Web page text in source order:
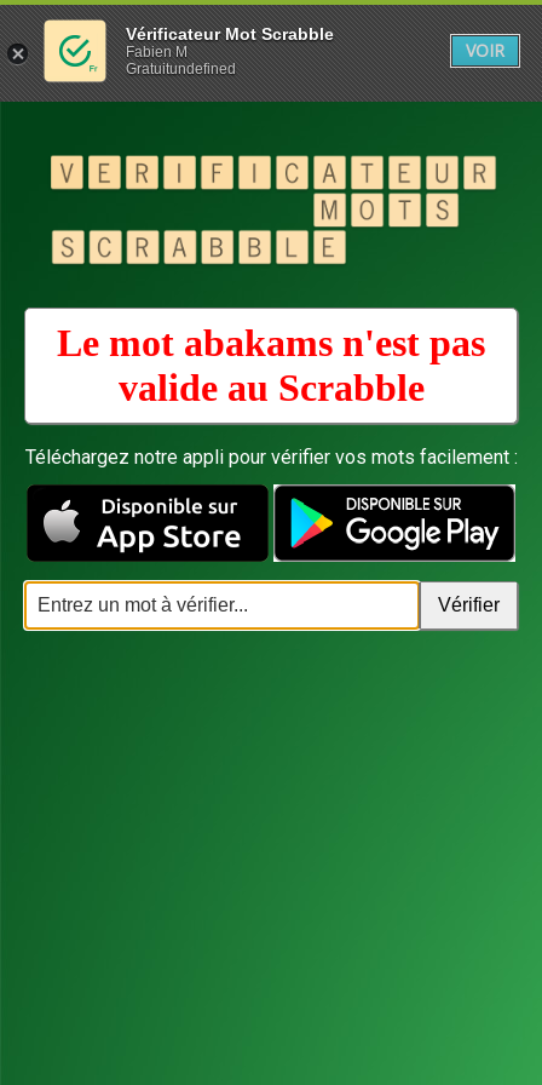
Le mot abakams n'est pas
valide au Scrabble
Téléchargez notre appli pour vérifier vos mots facilement :
Vérificateur Mot Scrabble
Fabien M
Gratuitundefined
VOIR